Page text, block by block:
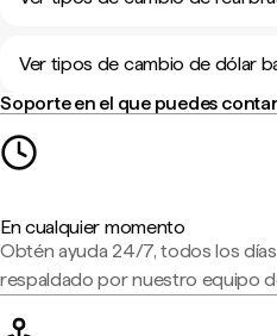
Ver tipos de cambio de dólar
Soporte en el que puedes contar
En cualquier momento
Obtén ayuda 24/7, todos los
respaldado por nuestro equipo